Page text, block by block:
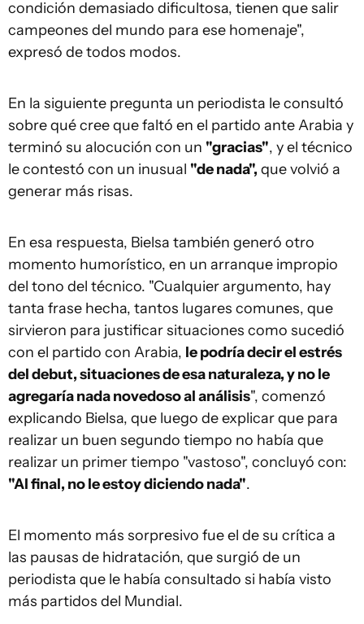
condición demasiado dificultosa, tienen que salir
campeones del mundo para ese homenaje",
expresó de todos modos.
En la siguiente pregunta un periodista le consultó
sobre qué cree que faltó en el partido ante Arabia y
terminó su alocución con un "gracias", y el técnico
le contestó con un inusual "de nada", que volvió a
generar más risas.
En esa respuesta, Bielsa también generó otro
momento humorístico, en un arranque impropio
del tono del técnico. "Cualquier argumento, hay
tanta frase hecha, tantos lugares comunes, que
sirvieron para justificar situaciones como sucedió
con el partido con Arabia, le podría decir el estrés
del debut, situaciones de esa naturaleza, y no le
agregaría nada novedoso al análisis", comenzó
explicando Bielsa, que luego de explicar que para
realizar un buen segundo tiempo no había que
realizar un primer tiempo "vastoso", concluyó con:
"Al final, no le estoy diciendo nada".
El momento más sorpresivo fue el de su crítica a
las pausas de hidratación, que surgió de un
periodista que le había consultado si había visto
más partidos del Mundial.